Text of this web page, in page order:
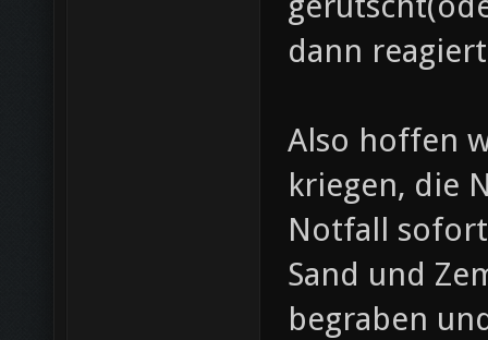
dann
Also hoffen
kriegen, die
Notfall
Sand und
begraben